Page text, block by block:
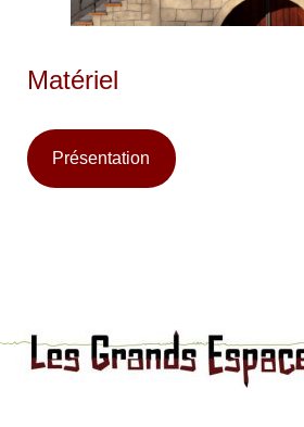
Matériel
Présentation